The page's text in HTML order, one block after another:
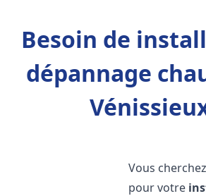
Besoin de
dépannage
Vous
pour votre